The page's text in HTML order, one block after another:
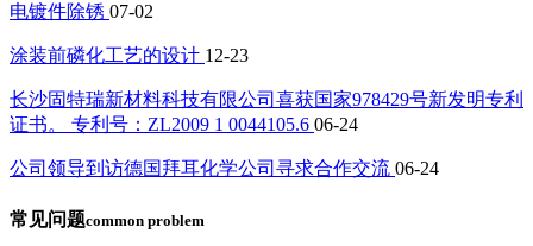
电镀件除锈 07-02
涂装前磷化工艺的设计 12-23
长沙固特瑞新材料科技有限公司喜获国家978429号新发明专利
证书。 专利号：ZL2009 1 0044105.6 06-24
公司领导到访德国拜耳化学公司寻求合作交流 06-24
常见问题common problem